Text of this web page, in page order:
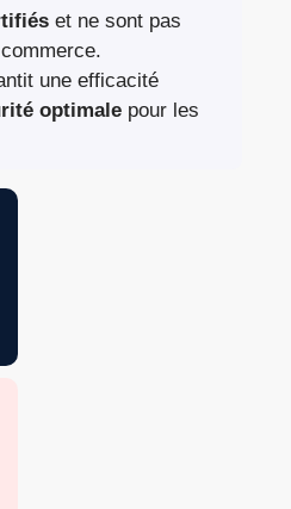
et ne sont pas
une efficacité
optimale pour les